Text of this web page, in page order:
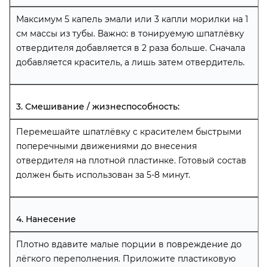
Максимум 5 капель эмали или 3 капли морилки на 1
см массы из тубы. Важно: в тонируемую шпатлёвку
отвердителя добавляется в 2 раза больше. Сначала
добавляется краситель, а лишь затем отвердитель.
3. Смешивание / жизнеспособность:
Перемешайте шпатлёвку с красителем быстрыми
поперечными движениями до внесения
отвердителя на плотной пластинке. Готовый состав
должен быть использован за 5-8 минут.
4. Нанесение
Плотно вдавите малые порции в повреждение до
лёгкого переполнения. Приложите пластиковую